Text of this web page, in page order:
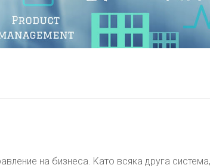
на бизнеса. Kато всяка друга